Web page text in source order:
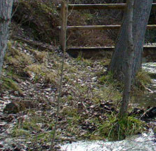
XTREM
abrirán este sábado